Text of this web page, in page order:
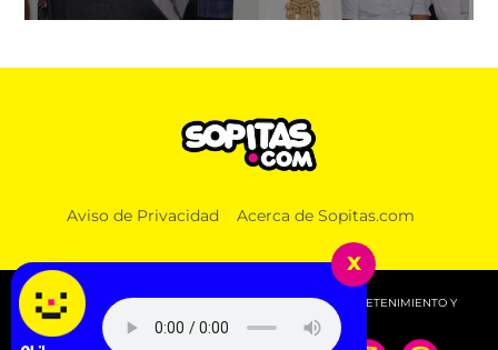
Lucas, el primer lomito que recibirá pensión
Aviso de Privacidad Acerca de Sopitas.com
© 2026 SOPITAS.COM - MÚSICA, NOTICIAS, DEPORTES, ENTRETENIMIENTO Y
MÁS!.
x